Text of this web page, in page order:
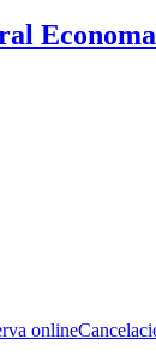
online